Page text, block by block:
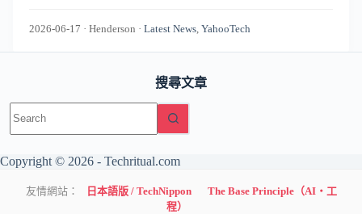
2026-06-17 · Henderson · Latest News YahooTech
搜尋文章
results
Copyright © 2026 - Techritual.com
友情網站： 日本語版 / TechNippon
The Base Principle（AI・工
程）